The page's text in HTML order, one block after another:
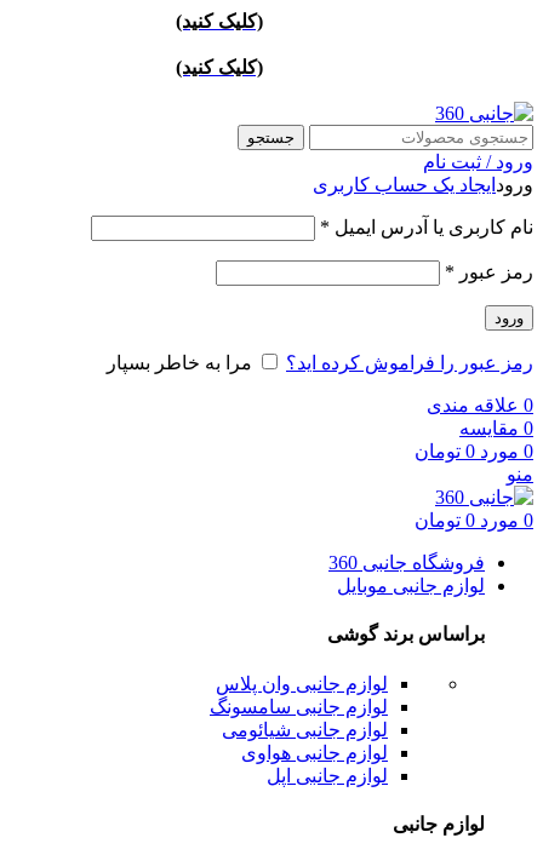
(کليک کنيد)
(کليک کنيد)
جستجو
ورود / ثبت نام
ورود ایجاد یک حساب کاربری
نام کاربری یا آدرس ایمیل *
رمز عبور *
ورود
رمز عبور را فراموش کرده اید؟ مرا به خاطر بسپار
0 علاقه مندی
0 مقايسه
0 مورد 0 تومان
منو
0 مورد 0 تومان
فروشگاه جانبی 360
لوازم جانبی موبایل
براساس برند گوشی
لوازم جانبی وان پلاس
لوازم جانبی سامسونگ
لوازم جانبی شیائومی
لوازم جانبی هواوی
لوازم جانبی اپل
لوازم جانبی